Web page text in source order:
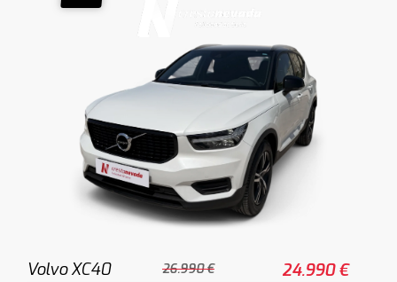
Volvo XC40 26.990 € 24.990 €